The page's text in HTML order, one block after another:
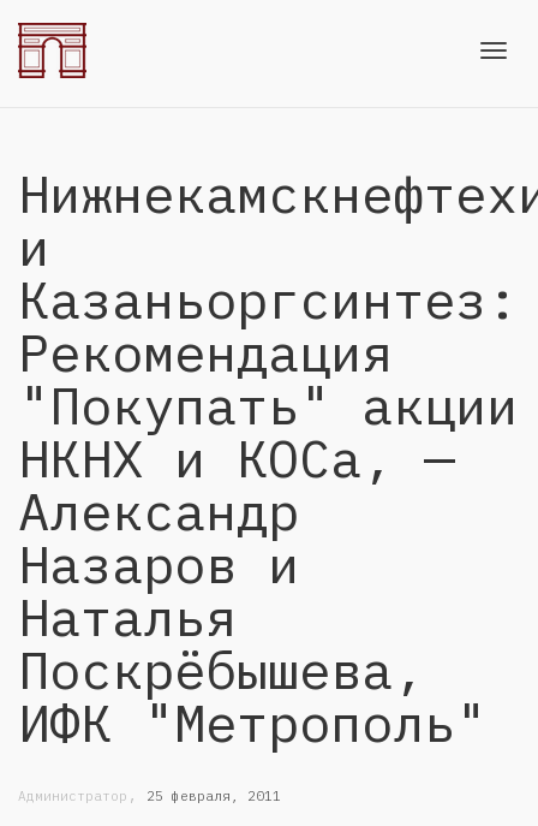
и
Казаньоргсинтез:
Рекомендация
"Покупать" акции
НКНХ и КОСа, —
Александр
Назаров и
Наталья
Поскрёбышева,
ИФК "Метрополь"
Администратор , 25 февраля, 2011